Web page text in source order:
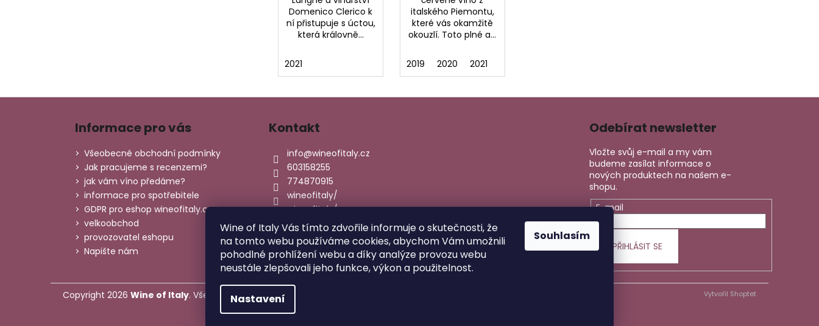
Wine of Italy Vás tímto zdvořile informuje o skutečnosti, že
na tomto webu používáme cookies, abychom Vám umožnili
pohodlné prohlížení webu a díky analýze provozu webu
neustále zlepšovali jeho funkce, výkon a použitelnost.
Nastavení
Souhlasím
Domenico Clerico k
ní přistupuje s úctou,
která královně...
2021
italského Piemontu,
které vás okamžitě
okouzlí. Toto plné a...
2019 2020 2021
Z
Informace pro vás
Všeobecné obchodní podmínky
Jak pracujeme s recenzemi?
jak vám víno předáme?
informace pro spotřebitele
GDPR pro eshop wineofitaly.cz
velkoobchod
provozovatel eshopu
Napište nám
Kontakt
info@wineofitaly.cz
603158255
774870915
wineofitaly/
wineofitaly/
Odebírat newsletter
Vložte svůj e-mail a my vám
budeme zasílat informace o
nových produktech na našem e-
shopu.
E-mail
PŘIHLÁSIT SE
Vytvořil Shoptet
Copyright 2026 Wine of Italy. Všechna práva vyhrazena.